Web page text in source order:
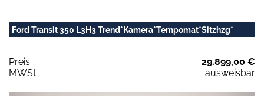
Ford Transit 350 L3H3 Trend*Kamera*Tempomat*Sitzhzg*
Preis:
29.899,00 €
MWSt:
ausweisbar